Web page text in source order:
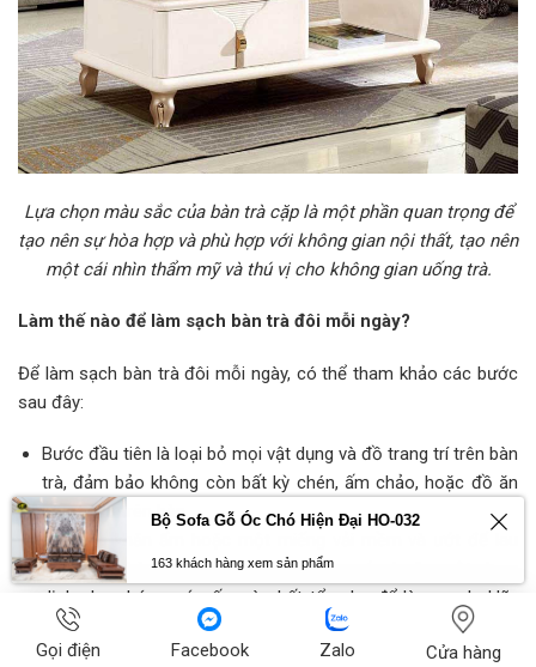
Lựa chọn màu sắc của bàn trà cặp là một phần quan trọng để
tạo nên sự hòa hợp và phù hợp với không gian nội thất, tạo nên
một cái nhìn thẩm mỹ và thú vị cho không gian uống trà.
Làm thế nào để làm sạch bàn trà đôi mỗi ngày?
Để làm sạch bàn trà đôi mỗi ngày, có thể tham khảo các bước
sau đây:
Bước đầu tiên là loại bỏ mọi vật dụng và đồ trang trí trên bàn
trà, đảm bảo không còn bất kỳ chén, ấm chảo, hoặc đồ ăn
uống nào trên bàn.
Sử dụng khăn ẩm hoặc một miếng vải mềm và ướt để lau
sạch mặt bàn. Gia chủ có thể dùng nước hoặc một dung
dịch nhẹ chứa nước ấm và chất tẩy nhẹ để làm sạch. Hãy
nhớ không sử dụng các sản phẩm hóa chất mạnh để tránh
làm hỏng bề mặt bàn.
Gọi điện Facebook Zalo Cửa hàng
Bộ Sofa Gỗ Óc Chó Hiện Đại HO-032
163 khách hàng xem sản phẩm